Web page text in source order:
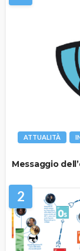
ATTUALITÀ
Messaggio
2